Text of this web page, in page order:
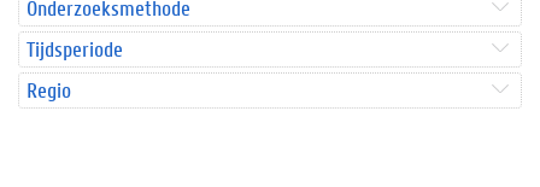
Onderzoeksmethode
Tijdsperiode
Regio